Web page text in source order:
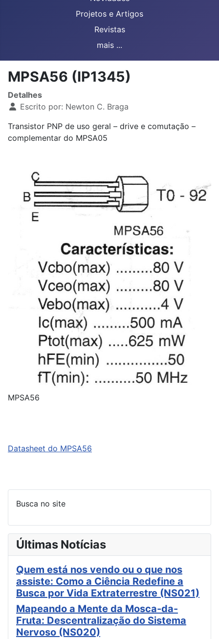
Projetos e Artigos
Revistas
mais ...
MPSA56 (IP1345)
Detalhes
Escrito por: Newton C. Braga
Transistor PNP de uso geral – drive e comutação –
complementar do MPSA05
MPSA56
Datasheet do MPSA56
Busca no site
Últimas Notícias
Quem está nos vendo ou o que nos
assiste: Como a Ciência Redefine a
Busca por Vida Extraterrestre (NS021)
Mapeando a Mente da Mosca-da-
Fruta: Descentralização do Sistema
Nervoso (NS020)